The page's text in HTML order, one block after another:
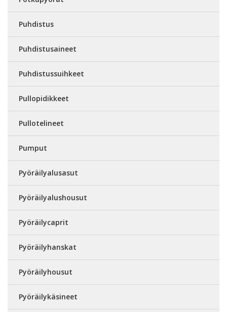
Puhdistus
Puhdistusaineet
Puhdistussuihkeet
Pullopidikkeet
Pullotelineet
Pumput
Pyöräilyalusasut
Pyöräilyalushousut
Pyöräilycaprit
Pyöräilyhanskat
Pyöräilyhousut
Pyöräilykäsineet